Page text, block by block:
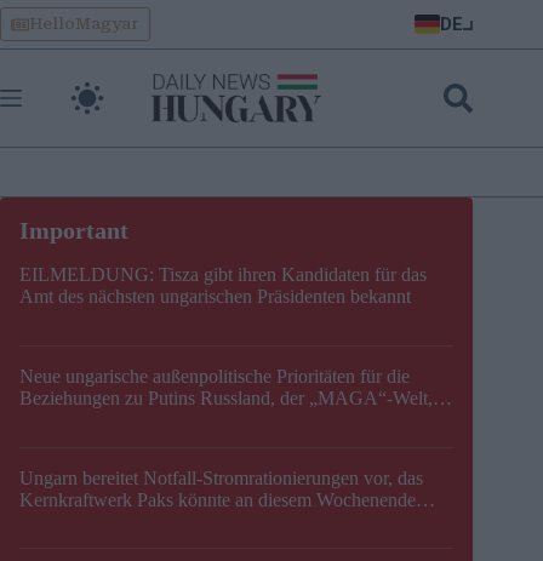
Skip
to
content
HelloMagyar DE
EILMELDUNG: Tisza gibt ihren Kandidaten für das
Amt des nächsten ungarischen Präsidenten bekannt
Neue ungarische außenpolitische Prioritäten für die
Beziehungen zu Putins Russland, der „MAGA“-Welt,
Ungarn bereitet Notfall-Stromrationierungen vor, das
Kernkraftwerk Paks könnte an diesem Wochenende